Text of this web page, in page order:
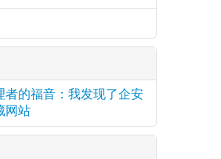
者的福音：我发现了企安
网站